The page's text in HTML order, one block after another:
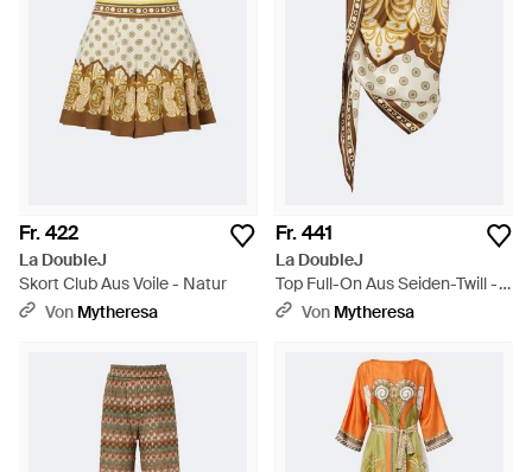
Fr. 422
La DoubleJ
Skort Club Aus Voile - Natur
Von Mytheresa
Fr. 441
La DoubleJ
Top Full-On Aus Seiden-Twill -
Mettallic
Von Mytheresa